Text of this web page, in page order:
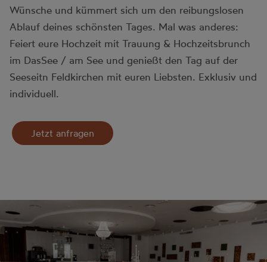
Wünsche und kümmert sich um den reibungslosen
Ablauf deines schönsten Tages. Mal was anderes:
Feiert eure Hochzeit mit Trauung & Hochzeitsbrunch
im DasSee / am See und genießt den Tag auf der
Seeseitn Feldkirchen mit euren Liebsten. Exklusiv und
individuell.
Jetzt anfragen